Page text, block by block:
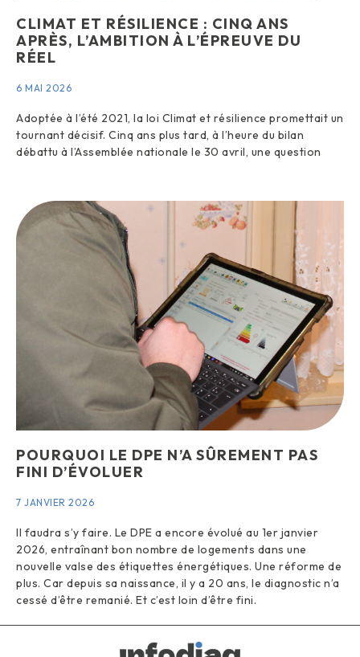
CLIMAT ET RÉSILIENCE : CINQ ANS
APRÈS, L’AMBITION À L’ÉPREUVE DU
RÉEL
6 MAI 2026
Adoptée à l’été 2021, la loi Climat et résilience promettait un
tournant décisif. Cinq ans plus tard, à l’heure du bilan
débattu à l’Assemblée nationale le 30 avril, une question
POURQUOI LE DPE N’A SÛREMENT PAS
FINI D’ÉVOLUER
7 JANVIER 2026
Il faudra s’y faire. Le DPE a encore évolué au 1er janvier
2026, entraînant bon nombre de logements dans une
nouvelle valse des étiquettes énergétiques. Une réforme de
plus. Car depuis sa naissance, il y a 20 ans, le diagnostic n’a
cessé d’être remanié. Et c’est loin d’être fini.